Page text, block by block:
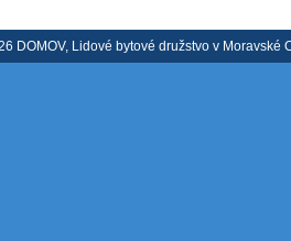
DOMOV, Lidové bytové družstvo v Moravské